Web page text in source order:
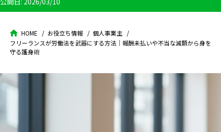
HOME お役立ち情報
個人事業主
フリーランスが労働法を武器にする方法｜報酬未払いや不当な減額から身を
守る護身術